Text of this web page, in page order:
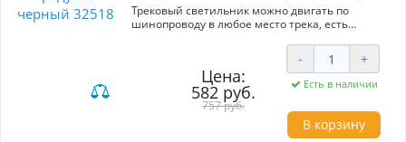
Трековый светильник можно двигать по
шинопроводу в любое место трека, есть
создавать зоналное освещение. Подходит для
основного и декоративного освещения.
Модель AL103 от производителя Feron с
цветом корпуса Черный подходят для
следующего типа трекового освещения
- Однофазные трековые системы в качестве
источника света используется Встроенные
Цена:
582 руб.
757 руб.
- +
Есть в наличии
В корзину